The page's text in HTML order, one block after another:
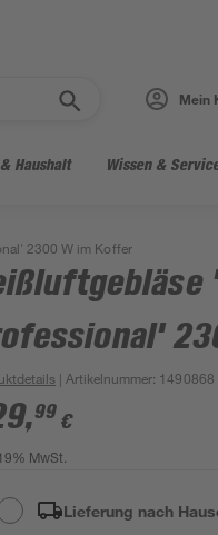
Mein
Haushalt Wissen &
2300 W im Koffer
| Artikelnummer: 1490868
,99 €
MwSt.
Lieferung nach